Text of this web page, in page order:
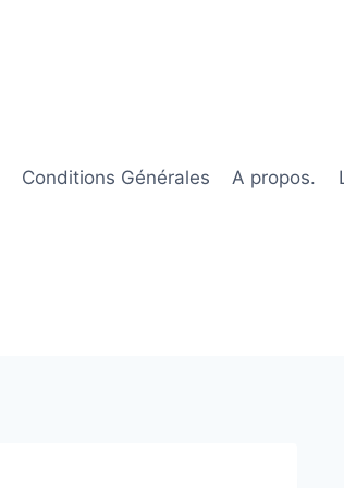
Conditions Générales A propos.